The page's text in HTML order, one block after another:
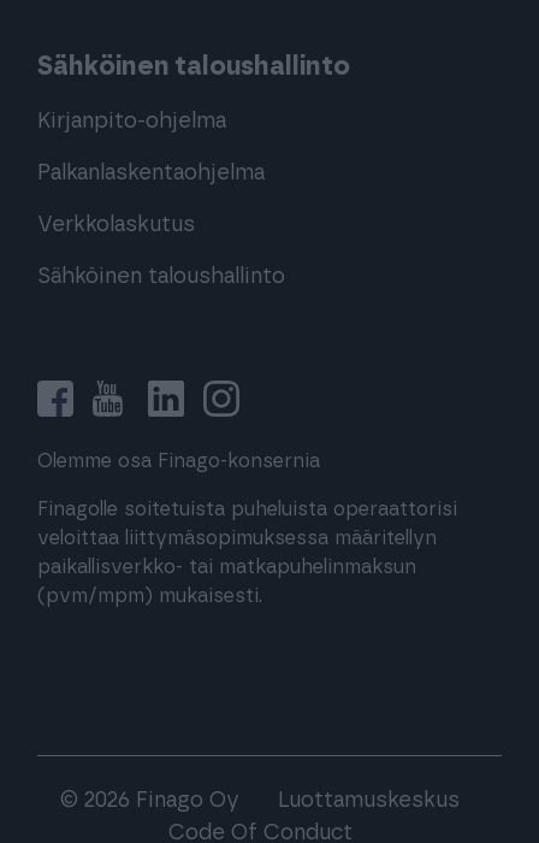
Sähköinen taloushallinto
Kirjanpito-ohjelma
Palkanlaskentaohjelma
Verkkolaskutus
Sähköinen taloushallinto
Olemme osa Finago-konsernia
Finagolle soitetuista puheluista operaattorisi
veloittaa liittymäsopimuksessa määritellyn
paikallisverkko- tai matkapuhelinmaksun
(pvm/mpm) mukaisesti.
© 2026 Finago Oy
Luottamuskeskus
Code Of Conduct